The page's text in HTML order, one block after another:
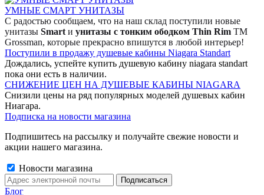
УМНЫЕ СМАРТ УНИТАЗЫ
С радостью сообщаем, что на наш склад поступили новые
унитазы Smart и унитазы с тонким ободком Thin Rim TM
Grossman, которые прекрасно впишутся в любой интерьер!
Поступили в продажу душевые кабины Niagara Standart
Дождались, успейте купить душевую кабину niagara standart
пока они есть в наличии.
СНИЖЕНИЕ ЦЕН НА ДУШЕВЫЕ КАБИНЫ NIAGARA
Снизили цены на ряд популярных моделей душевых кабин
Ниагара.
Подписка на новости магазина
Подпишитесь на рассылку и получайте свежие новости и
акции нашего магазина.
Новости магазина
Блог